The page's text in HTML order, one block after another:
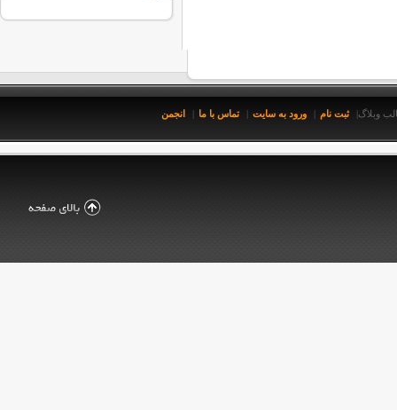
وبلاگ ثبت نام ورود به سایت تماس با ما انجمن